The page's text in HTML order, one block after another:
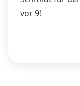
vor 9!